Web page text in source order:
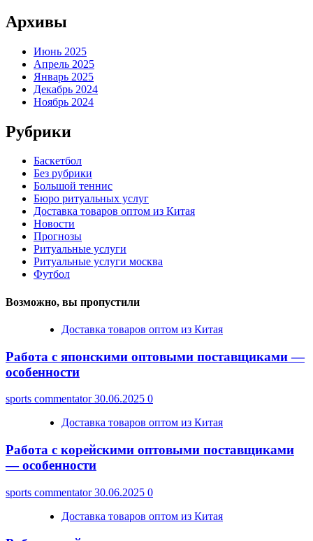
Архивы
Июнь 2025
Апрель 2025
Январь 2025
Декабрь 2024
Ноябрь 2024
Рубрики
Баскетбол
Без рубрики
Большой теннис
Бюро ритуальных услуг
Доставка товаров оптом из Китая
Новости
Прогнозы
Ритуальные услуги
Ритуальные услуги москва
Футбол
Возможно, вы пропустили
Доставка товаров оптом из Китая
Работа с японскими оптовыми поставщиками —
особенности
sports commentator30.06.2025 0
Доставка товаров оптом из Китая
Работа с корейскими оптовыми поставщиками
— особенности
sports commentator30.06.2025 0
Доставка товаров оптом из Китая